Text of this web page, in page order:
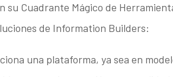
su Cuadrante Mágico de
de Information Builders:
una plataforma, ya sea en